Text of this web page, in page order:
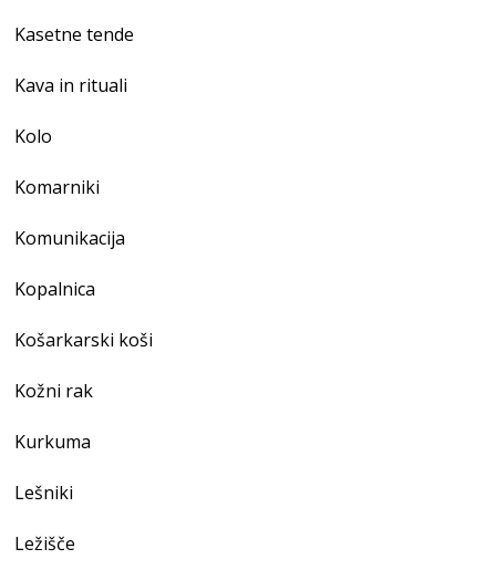
Kasetne tende
Kava in rituali
Kolo
Komarniki
Komunikacija
Kopalnica
Košarkarski koši
Kožni rak
Kurkuma
Lešniki
Ležišče